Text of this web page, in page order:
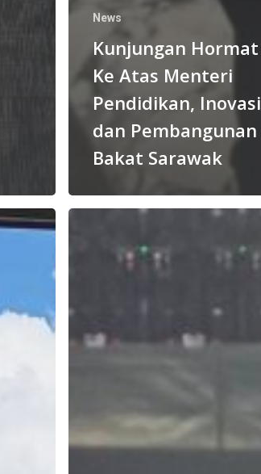
News
Kunjungan Hormat
Ke Atas Menteri
Pendidikan, Inovasi
dan Pembangunan
Bakat Sarawak